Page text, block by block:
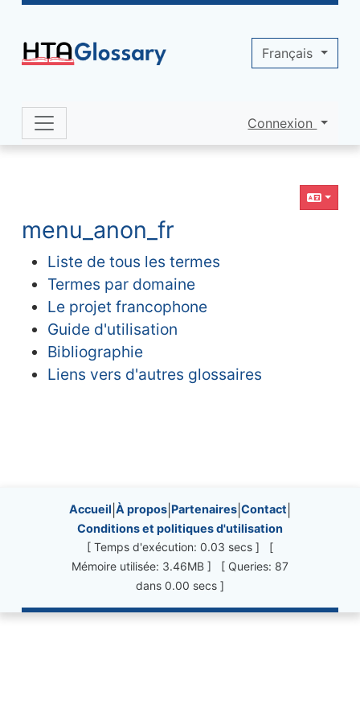
Navigation and related functionality
menu_anon_fr
Liste de tous les termes
Termes par domaine
Le projet francophone
Guide d'utilisation
Bibliographie
Liens vers d'autres glossaires
Site information, links, etc.
Accueil À propos Partenaires Contact
Conditions et politiques d'utilisation
[ Temps d'exécution: 0.03 secs ] [
Mémoire utilisée: 3.46MB ] [ Queries: 87
dans 0.00 secs ]
Site identity, navigation, etc.
Connexion
Français